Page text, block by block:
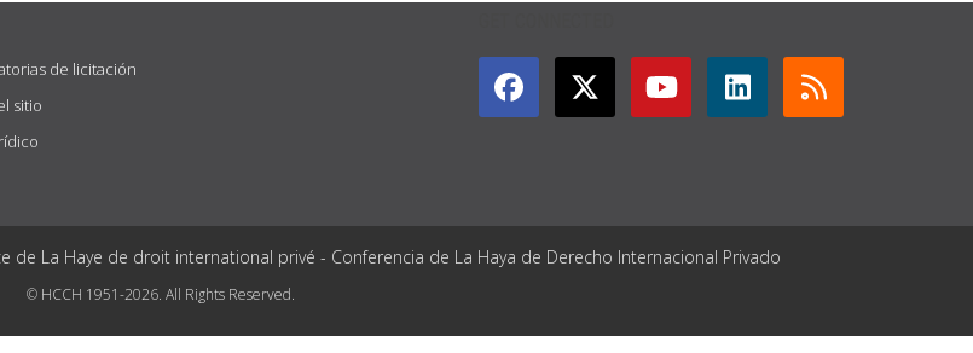
de licitación
sitio
de La Haye de droit international privé - Conferencia de La Haya de Derecho Internacional Privado
© HCCH 1951-2026. All Rights Reserved.